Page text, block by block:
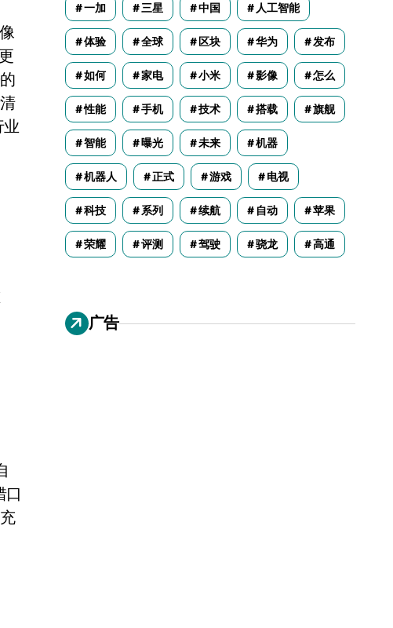
业
口
一加 三星 中国 人工智能
体验 全球 区块 华为 发布
如何 家电 小米 影像 怎么
性能 手机 技术 搭载 旗舰
智能 曝光 未来 机器
机器人 正式 游戏 电视
科技 系列 续航 自动 苹果
荣耀 评测 驾驶 骁龙 高通
广告